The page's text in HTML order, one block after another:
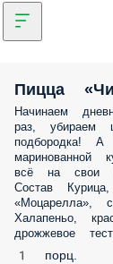
Пицца
Начинаем
раз, убираем
подбородка!
маринованной
всё на свои
Состав
«Моцарелла»,
Халапеньо,
дрожжевое
1 порц.